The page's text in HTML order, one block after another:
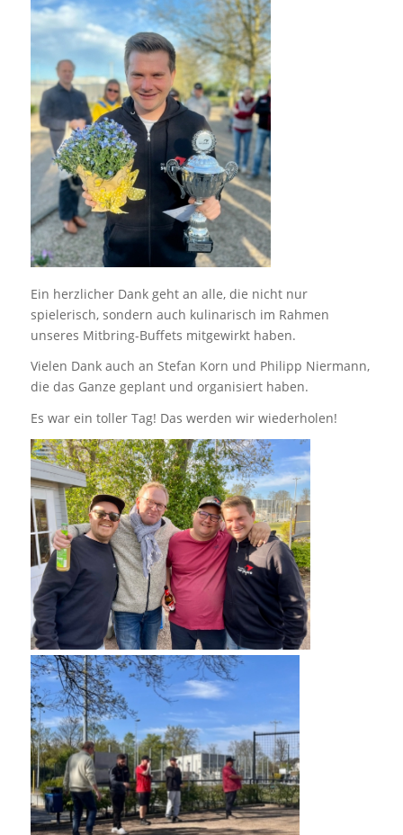
Ein herzlicher Dank geht an alle, die nicht nur
spielerisch, sondern auch kulinarisch im Rahmen
unseres Mitbring-Buffets mitgewirkt haben.
Vielen Dank auch an Stefan Korn und Philipp Niermann,
die das Ganze geplant und organisiert haben.
Es war ein toller Tag! Das werden wir wiederholen!